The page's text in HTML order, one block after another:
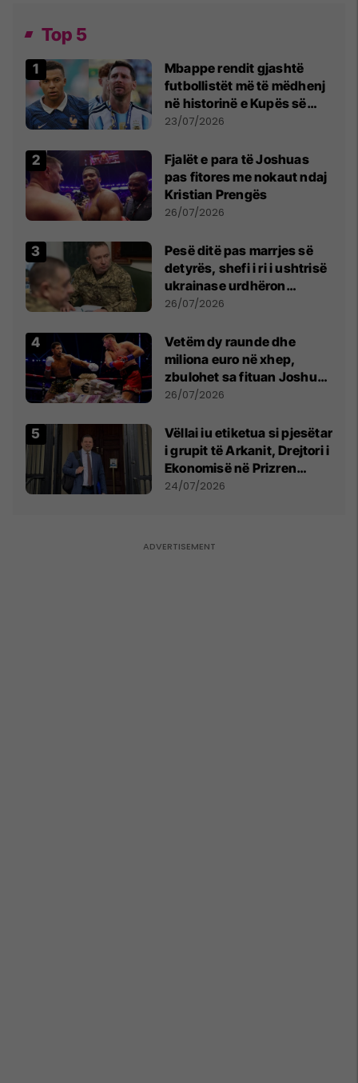
Top 5
Mbappe rendit gjashtë
futbollistët më të mëdhenj
në historinë e Kupës së
Botës, Messi mbetet i dyti
23/07/2026
Fjalët e para të Joshuas
pas fitores me nokaut ndaj
Kristian Prengës
26/07/2026
Pesë ditë pas marrjes së
detyrës, shefi i ri i ushtrisë
ukrainase urdhëron
kontroll të madh
26/07/2026
Vetëm dy raunde dhe
miliona euro në xhep,
zbulohet sa fituan Joshua
e Prenga
26/07/2026
Vëllai iu etiketua si pjesëtar
i grupit të Arkanit, Drejtori i
Ekonomisë në Prizren
mohon pretendimet
24/07/2026